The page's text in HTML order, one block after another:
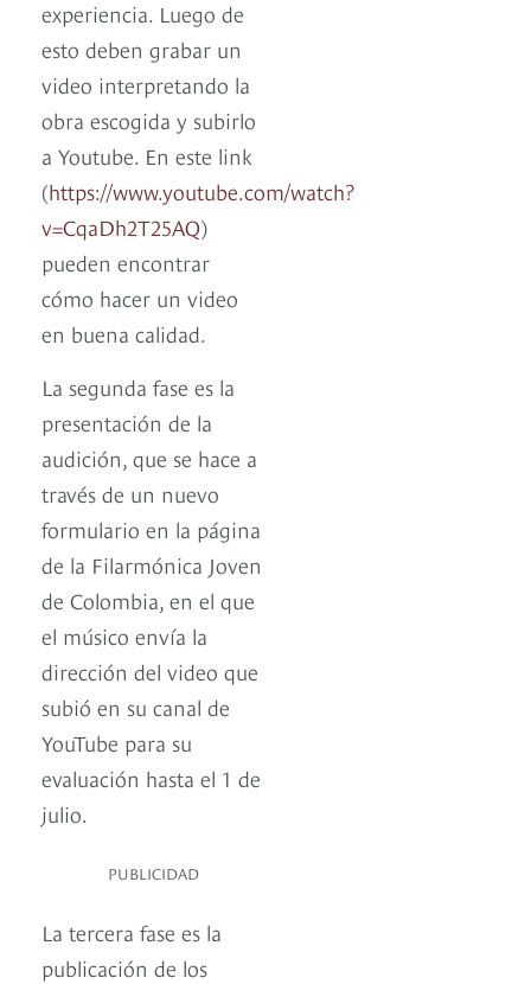
experiencia. Luego de
esto deben grabar un
video interpretando la
obra escogida y subirlo
a Youtube. En este link
(https://www.youtube.com/watch?
v=CqaDh2T25AQ)
pueden encontrar
cómo hacer un video
en buena calidad.
La segunda fase es la
presentación de la
audición, que se hace a
través de un nuevo
formulario en la página
de la Filarmónica Joven
de Colombia, en el que
el músico envía la
dirección del video que
subió en su canal de
YouTube para su
evaluación hasta el 1 de
julio.
PUBLICIDAD
La tercera fase es la
publicación de los